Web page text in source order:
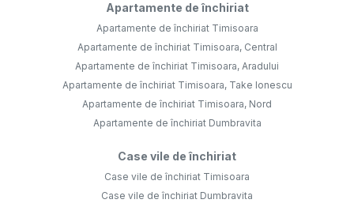
Apartamente de închiriat
Apartamente de închiriat Timisoara
Apartamente de închiriat Timisoara, Central
Apartamente de închiriat Timisoara, Aradului
Apartamente de închiriat Timisoara, Take Ionescu
Apartamente de închiriat Timisoara, Nord
Apartamente de închiriat Dumbravita
Case vile de închiriat
Case vile de închiriat Timisoara
Case vile de închiriat Dumbravita